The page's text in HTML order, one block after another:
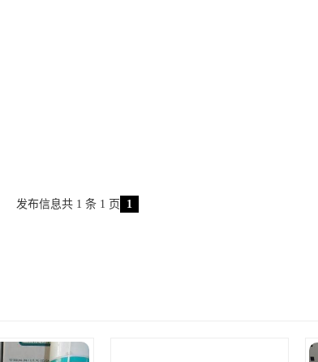
发布信息共 1 条 1 页 1